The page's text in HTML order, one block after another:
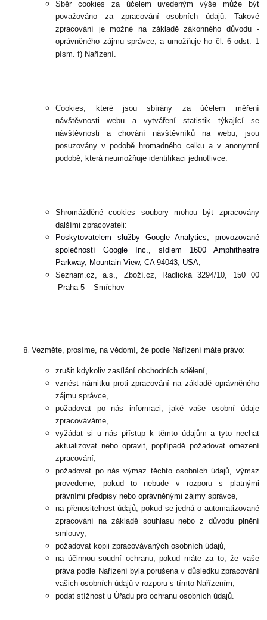
Sběr cookies za účelem uvedeným výše může být
považováno za zpracování osobních údajů. Takové
zpracování je možné na základě zákonného důvodu -
oprávněného zájmu správce, a umožňuje ho čl. 6 odst. 1
písm. f) Nařízení.
Cookies, které jsou sbírány za účelem měření
návštěvnosti webu a vytváření statistik týkající se
návštěvnosti a chování návštěvníků na webu, jsou
posuzovány v podobě hromadného celku a v anonymní
podobě, která neumožňuje identifikaci jednotlivce.
Shromážděné cookies soubory mohou být zpracovány
dalšími zpracovateli:
Poskytovatelem služby Google Analytics, provozované
společností Google Inc., sídlem 1600 Amphitheatre
Parkway, Mountain View, CA 94043, USA;
Seznam.cz, a.s., Zboží.cz, Radlická 3294/10, 150 00
Praha 5 – Smíchov
Vezměte, prosíme, na vědomí, že podle Nařízení máte právo:
zrušit kdykoliv zasílání obchodních sdělení,
vznést námitku proti zpracování na základě oprávněného
zájmu správce,
požadovat po nás informaci, jaké vaše osobní údaje
zpracováváme,
vyžádat si u nás přístup k těmto údajům a tyto nechat
aktualizovat nebo opravit, popřípadě požadovat omezení
zpracování,
požadovat po nás výmaz těchto osobních údajů, výmaz
provedeme, pokud to nebude v rozporu s platnými
právními předpisy nebo oprávněnými zájmy správce,
na přenositelnost údajů, pokud se jedná o automatizované
zpracování na základě souhlasu nebo z důvodu plnění
smlouvy,
požadovat kopii zpracovávaných osobních údajů,
na účinnou soudní ochranu, pokud máte za to, že vaše
práva podle Nařízení byla porušena v důsledku zpracování
vašich osobních údajů v rozporu s tímto Nařízením,
podat stížnost u Úřadu pro ochranu osobních údajů.